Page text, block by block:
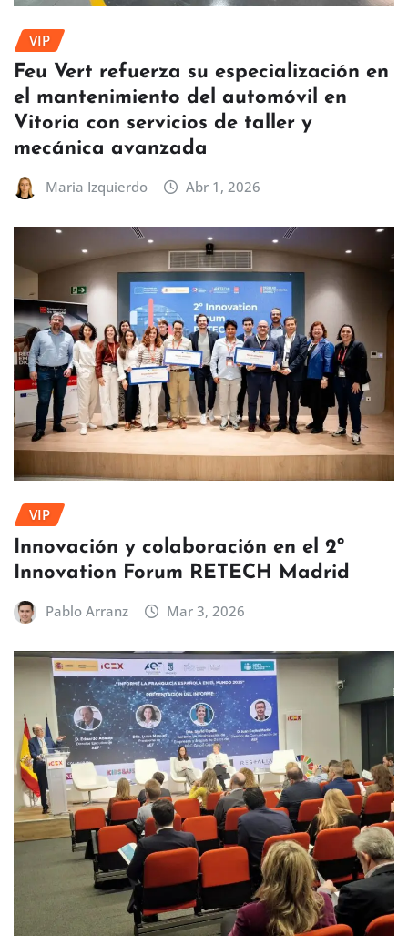
VIP
Feu Vert refuerza su especialización en
el mantenimiento del automóvil en
Vitoria con servicios de taller y
mecánica avanzada
Maria Izquierdo Abr 1, 2026
VIP
Innovación y colaboración en el 2º
Innovation Forum RETECH Madrid
Pablo Arranz Mar 3, 2026